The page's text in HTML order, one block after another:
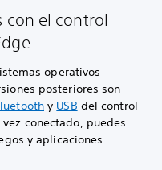
con el control
operativos
posteriores son
y USB del control
conectado, puedes
y aplicaciones